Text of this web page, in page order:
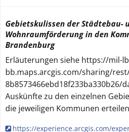
Gebietskulissen der Städtebau-
Wohnraumförderung in den
Brandenburg
Erläuterungen siehe https://mil-
bb.maps.arcgis.com/sharing/
8b8573466ebd18f233ba330b26/
Auskünfte zu den einzelnen
die jeweiligen Kommunen
https://experience.arcgis.com/